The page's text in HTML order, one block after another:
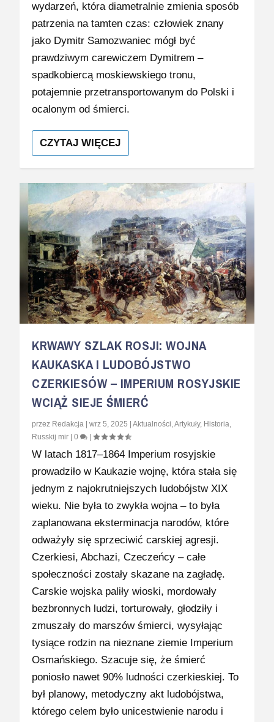
wydarzeń, która diametralnie zmienia sposób
patrzenia na tamten czas: człowiek znany
jako Dymitr Samozwaniec mógł być
prawdziwym carewiczem Dymitrem –
spadkobiercą moskiewskiego tronu,
potajemnie przetransportowanym do Polski i
ocalonym od śmierci.
CZYTAJ WIĘCEJ
KRWAWY SZLAK ROSJI: WOJNA
KAUKASKA I LUDOBÓJSTWO
CZERKIESÓW – IMPERIUM ROSYJSKIE
WCIĄŻ SIEJE ŚMIERĆ
przez Redakcja |wrz 5, 2025 |Aktualności,Artykuły, Historia,
Russkij mir |0 |
W latach 1817–1864 Imperium rosyjskie
prowadziło w Kaukazie wojnę, która stała się
jednym z najokrutniejszych ludobójstw XIX
wieku. Nie była to zwykła wojna – to była
zaplanowana eksterminacja narodów, które
odważyły się sprzeciwić carskiej agresji.
Czerkiesi, Abchazi, Czeczeńcy – całe
społeczności zostały skazane na zagładę.
Carskie wojska paliły wioski, mordowały
bezbronnych ludzi, torturowały, głodziły i
zmuszały do marszów śmierci, wysyłając
tysiące rodzin na nieznane ziemie Imperium
Osmańskiego. Szacuje się, że śmierć
poniosło nawet 90% ludności czerkieskiej. To
był planowy, metodyczny akt ludobójstwa,
którego celem było unicestwienie narodu i